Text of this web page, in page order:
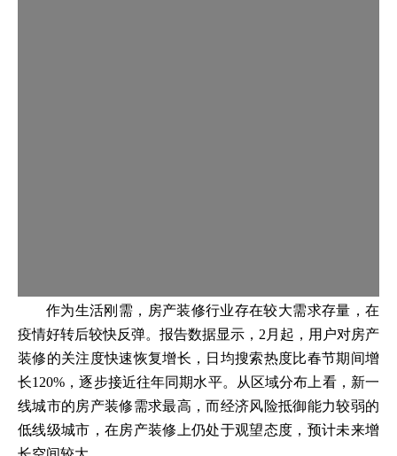
作为生活刚需，房产装修行业存在较大需求存量，在
疫情好转后较快反弹。报告数据显示，2月起，用户对房产
装修的关注度快速恢复增长，日均搜索热度比春节期间增
长120%，逐步接近往年同期水平。从区域分布上看，新一
线城市的房产装修需求最高，而经济风险抵御能力较弱的
低线级城市，在房产装修上仍处于观望态度，预计未来增